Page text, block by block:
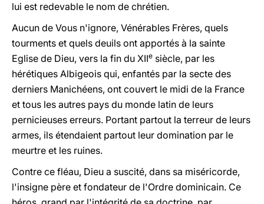
lui est redevable le nom de chrétien.
Aucun de Vous n'ignore, Vénérables Frères, quels
tourments et quels deuils ont apportés à la sainte
Eglise de Dieu, vers la fin du XIIe siècle, par les
hérétiques Albigeois qui, enfantés par la secte des
derniers Manichéens, ont couvert le midi de la France
et tous les autres pays du monde latin de leurs
pernicieuses erreurs. Portant partout la terreur de leurs
armes, ils étendaient partout leur domination par le
meurtre et les ruines.
Contre ce fléau, Dieu a suscité, dans sa miséricorde,
l'insigne père et fondateur de l'Ordre dominicain. Ce